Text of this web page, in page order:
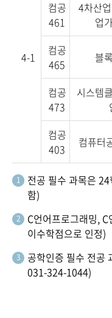
4-1
컴공
461
4차산
업
컴공
465
블
컴공
473
시스템
컴공
403
컴퓨터
1
전공 필수 과목은
함)
2
C언어프로그래밍,
이수학점으로 인정)
3
공학인증 필수 전공
031-324-1044)